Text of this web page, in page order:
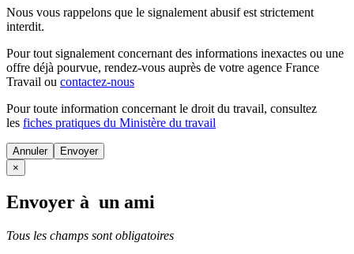
Nous vous rappelons que le signalement abusif est strictement
interdit.
Pour tout signalement concernant des informations inexactes ou une
offre déjà pourvue, rendez-vous auprès de votre agence France
Travail ou contactez-nous
Pour toute information concernant le droit du travail, consultez
les fiches pratiques du Ministère du travail
Annuler
×
Envoyer à un ami
Tous les champs sont obligatoires